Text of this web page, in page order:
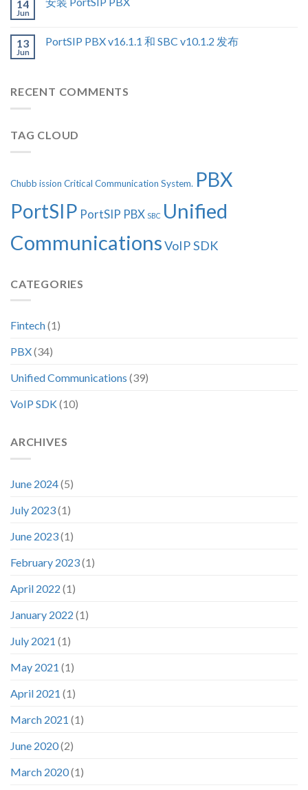
14
Jun
13
Jun
PortSIP PBX v16.1.1 和 SBC v10.1.2 发布
RECENT COMMENTS
TAG CLOUD
Chubb ission Critical Communication System. PBX
PortSIP PortSIP PBX SBC Unified
CommunicationsVoIP SDK
CATEGORIES
Fintech(1)
PBX(34)
Unified Communications (39)
VoIP SDK(10)
ARCHIVES
June 2024(5)
July 2023(1)
June 2023(1)
February 2023(1)
April 2022 (1)
January 2022 (1)
July 2021 (1)
May 2021 (1)
April 2021 (1)
March 2021 (1)
June 2020(2)
March 2020(1)